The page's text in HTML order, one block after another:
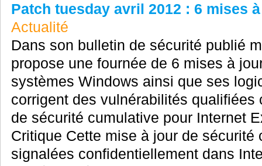
Patch tuesday avril 2012 : 6 mises
Actualité
Dans son bulletin de sécurité publié
propose une fournée de 6 mises à
systèmes Windows ainsi que ses
corrigent des vulnérabilités
de sécurité cumulative pour Internet
Critique Cette mise à jour de
signalées confidentiellement dans